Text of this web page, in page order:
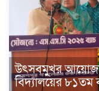
উৎসবমুখর
বিদ্যালয়ের ৮১তম